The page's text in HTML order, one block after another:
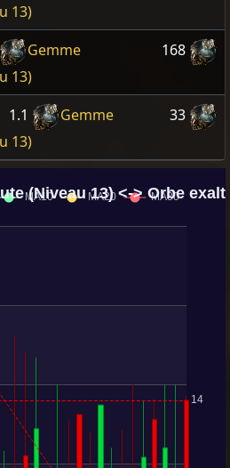
13)
Gemme
13)
168
1.1
Gemme
13)
33